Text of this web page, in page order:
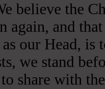
believe the
again, and
our Head, is
we stand
share with